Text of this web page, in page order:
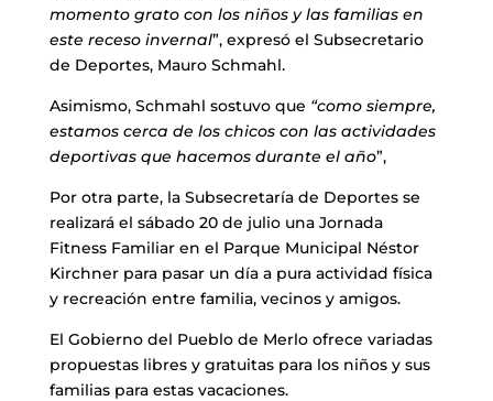
momento grato con los niños y las familias en
este receso invernal”, expresó el Subsecretario
de Deportes, Mauro Schmahl.
Asimismo, Schmahl sostuvo que “como siempre,
estamos cerca de los chicos con las actividades
deportivas que hacemos durante el año”,
Por otra parte, la Subsecretaría de Deportes se
realizará el sábado 20 de julio una Jornada
Fitness Familiar en el Parque Municipal Néstor
Kirchner para pasar un día a pura actividad física
y recreación entre familia, vecinos y amigos.
El Gobierno del Pueblo de Merlo ofrece variadas
propuestas libres y gratuitas para los niños y sus
familias para estas vacaciones.